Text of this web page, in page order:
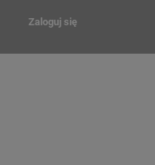
Zaloguj się